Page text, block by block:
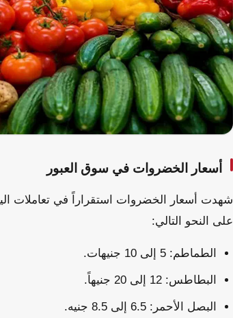
أسعار الخضروات في سوق العبور
على النحو التالي:
الطماطم: 5 إلى 10 جنيهات.
البطاطس: 12 إلى 20 جنيهاً.
البصل الأحمر: 6.5 إلى 8.5 جنيه.